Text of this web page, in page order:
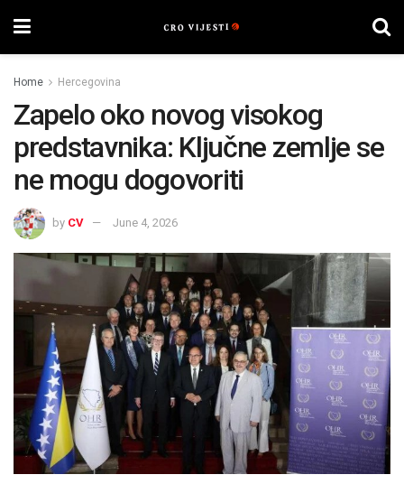
Home Hercegovina
Zapelo oko novog visokog
predstavnika: Ključne zemlje se
ne mogu dogovoriti
by CV June 4, 2026